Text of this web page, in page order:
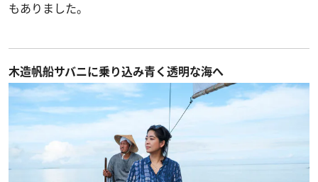
もありました。
木造帆船サバニに乗り込み青く透明な海へ